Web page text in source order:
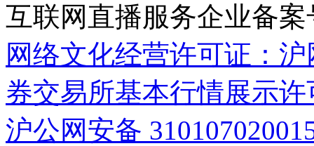
互联网直播服务企业备案
网络文化经营许可证：
券交易所基本行情展示许
沪公网安备